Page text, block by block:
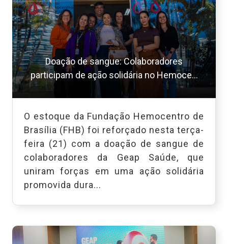
Doação de sangue: Colaboradores
participam de ação solidária no Hemoce...
O estoque da Fundação Hemocentro de
Brasília (FHB) foi reforçado nesta terça-
feira (21) com a doação de sangue de
colaboradores da Geap Saúde, que
uniram forças em uma ação solidária
promovida dura...